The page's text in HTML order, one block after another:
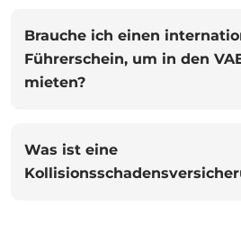
Brauche ich einen
Führerschein, um in den
mieten?
Was ist eine